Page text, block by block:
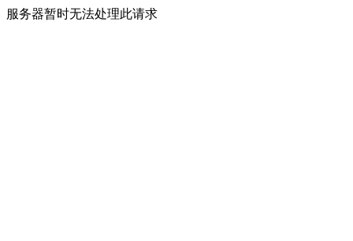
服务器暂时无法处理此请求